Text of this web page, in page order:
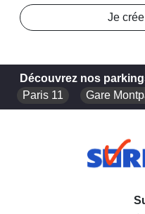
Je
Découvrez nos
Paris 11
Gare